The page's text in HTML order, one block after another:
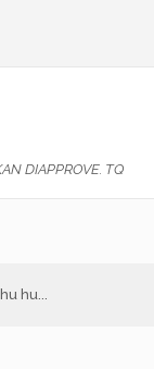
DIAPPROVE. TQ
hu...